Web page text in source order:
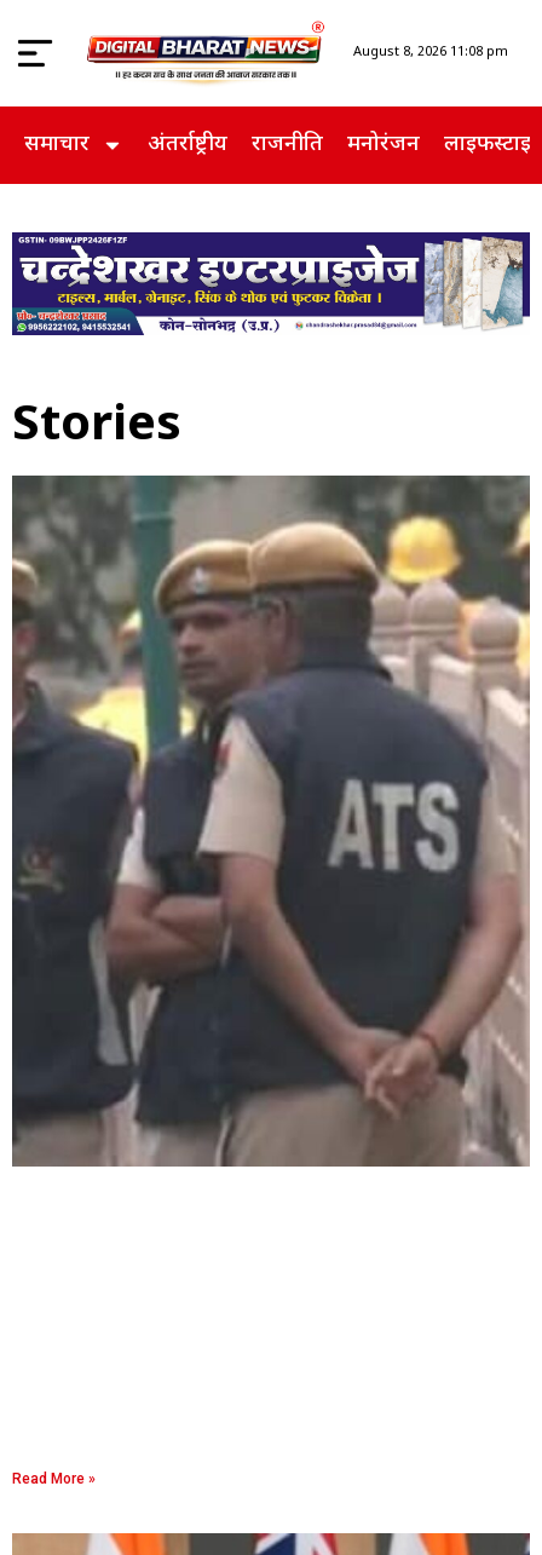
August 8, 2026 11:08 pm
समाचार अंतर्राष्ट्रीय राजनीति मनोरंजन
Stories
Read More »